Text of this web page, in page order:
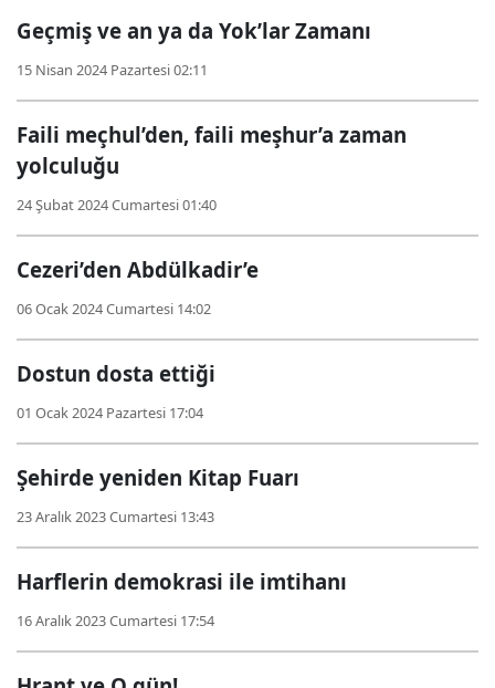
Geçmiş ve an ya da Yok’lar Zamanı
15 Nisan 2024 Pazartesi 02:11
Faili meçhul’den, faili meşhur’a zaman
yolculuğu
24 Şubat 2024 Cumartesi 01:40
Cezeri’den Abdülkadir’e
06 Ocak 2024 Cumartesi 14:02
Dostun dosta ettiği
01 Ocak 2024 Pazartesi 17:04
Şehirde yeniden Kitap Fuarı
23 Aralık 2023 Cumartesi 13:43
Harflerin demokrasi ile imtihanı
16 Aralık 2023 Cumartesi 17:54